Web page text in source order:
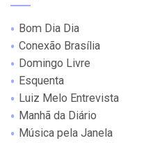
Bom Dia Dia
Conexão Brasília
Domingo Livre
Esquenta
Luiz Melo Entrevista
Manhã da Diário
Música pela Janela